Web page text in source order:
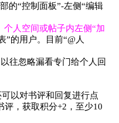
的“控制面板”-左侧“编辑
个人空间或帖子内左侧“加
”的用户。目前“@人
往忽略漏看专门给个人回
以对书评和回复进行点
评，获取积分+2，至少10